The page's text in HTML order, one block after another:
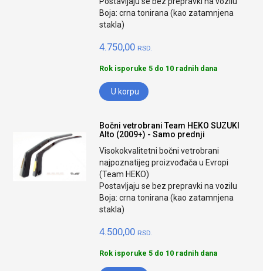
Boja: crna tonirana (kao zatamnjena
stakla)
4.750,00 RSD.
Rok isporuke 5 do 10 radnih dana
U korpu
Bočni vetrobrani Team HEKO SUZUKI
Alto (2009+) - Samo prednji
Visokokvalitetni bočni vetrobrani
najpoznatijeg proizvođača u Evropi
(Team HEKO)
Postavljaju se bez prepravki na vozilu
Boja: crna tonirana (kao zatamnjena
stakla)
4.500,00 RSD.
Rok isporuke 5 do 10 radnih dana